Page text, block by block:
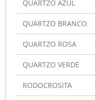
QUARTZO AZUL
QUARTZO BRANCO
QUARTZO ROSA
QUARTZO VERDE
RODOCROSITA